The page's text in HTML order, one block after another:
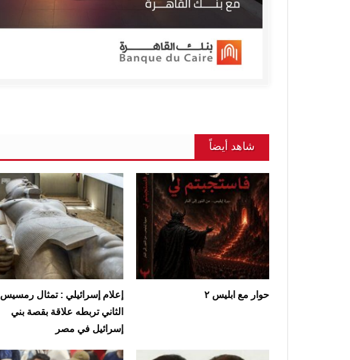
شاهد أيضاً
حوار مع ابليس ٢
إعلام إسرائيلي : تمثال رمسيس
الثاني تربطه علاقة بقصة بني
إسرائيل في مصر